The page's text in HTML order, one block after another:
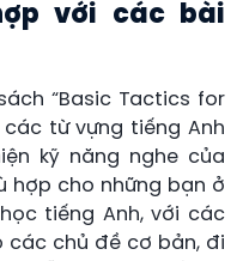
với các bài
“Basic Tactics for
các từ vựng tiếng Anh
kỹ năng nghe của
hợp cho những bạn ở
tiếng Anh, với các
các chủ đề cơ bản, đi